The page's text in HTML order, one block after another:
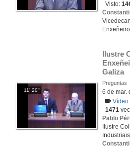
Visto:
11' 20''
Ilustre
Galiza
Preguntas
6 de mar.
Vídeo
1471
Pablo
Ilustre